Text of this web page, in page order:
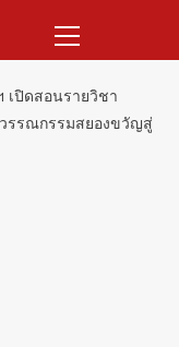
Menu
เปิดสอนรายวิชา
วรรณกรรมสยองขวัญสู่